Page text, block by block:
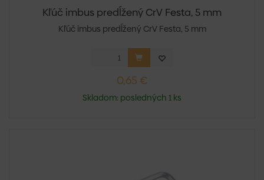
Kľúč imbus predĺžený CrV Festa, 5 mm
Kľúč imbus predĺžený CrV Festa, 5 mm
0,65 €
Skladom: posledných 1 ks